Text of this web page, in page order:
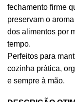
fechamento firme
preservam o
dos alimentos por
tempo.
Perfeitos para
cozinha prática,
e sempre à mão.